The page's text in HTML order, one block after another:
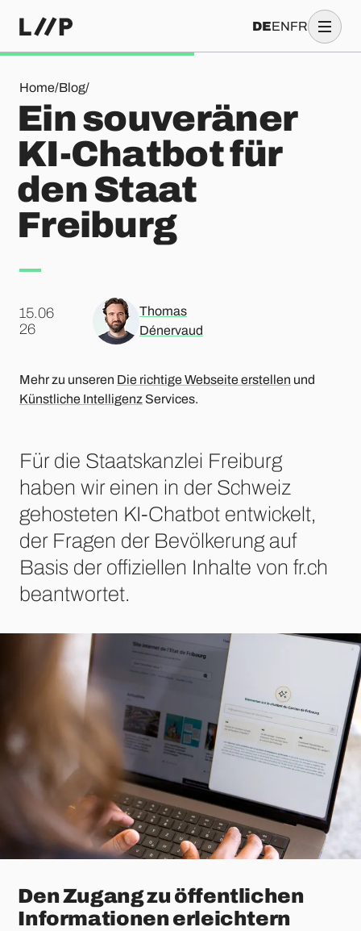
DEENFR
Home/Blog/
Ein souveräner KI-Chatbot für den Staat Freiburg
Ein souveräner
KI-Chatbot für
den Staat
Freiburg
15.06
.26
Thomas
Dénervaud
Mehr zu unseren Die richtige Webseite erstellen und
Künstliche Intelligenz Services.
Für die Staatskanzlei Freiburg
haben wir einen in der Schweiz
gehosteten KI-Chatbot entwickelt,
der Fragen der Bevölkerung auf
Basis der offiziellen Inhalte von fr.ch
beantwortet.
Den Zugang zu öffentlichen
Informationen erleichtern